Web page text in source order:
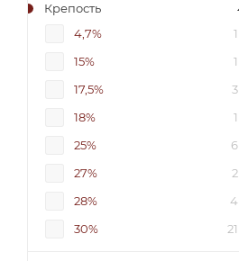
Крепость
4,7%
1
15%
1
17,5%
3
18%
1
25%
6
27%
2
28%
4
30%
21